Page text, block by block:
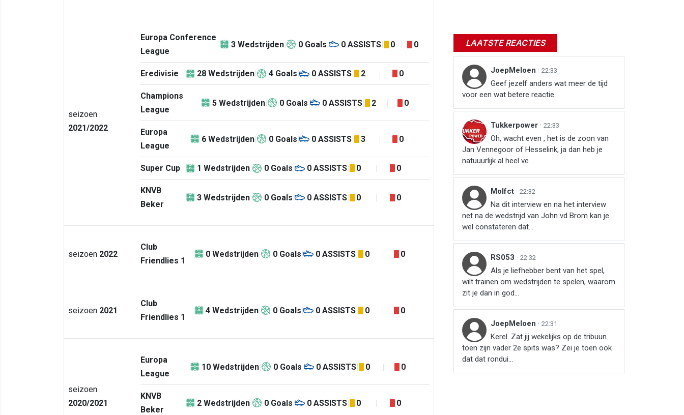
seizoen
2021/2022
Europa Conference
League
3 Wedstrijden 0 Goals 0 ASSISTS 0 0
Eredivisie 28 Wedstrijden 4 Goals 0 ASSISTS 2 0
Champions
League
5 Wedstrijden 0 Goals 0 ASSISTS 2 0
Europa
League
6 Wedstrijden 0 Goals 0 ASSISTS 3 0
Super Cup 1 Wedstrijden 0 Goals 0 ASSISTS 0 0
KNVB
Beker
3 Wedstrijden 0 Goals 0 ASSISTS 0 0
seizoen 2022
Club
Friendlies 1
0 Wedstrijden 0 Goals 0 ASSISTS 0 0
seizoen 2021
Club
Friendlies 1
4 Wedstrijden 0 Goals 0 ASSISTS 0 0
seizoen
2020/2021
Europa
League
10 Wedstrijden 0 Goals 0 ASSISTS 0 0
KNVB
Beker
2 Wedstrijden 0 Goals 0 ASSISTS 0 0
LAATSTE REACTIES
JoepMeloen · 22:33
Geef jezelf anders wat meer de tijd
voor een wat betere reactie.
Tukkerpower · 22:33
Oh, wacht even , het is de zoon van
Jan Vennegoor of Hesselink, ja dan heb je
natuuurlijk al heel ve...
Molfct · 22:32
Na dit interview en na het interview
net na de wedstrijd van John vd Brom kan je
wel constateren dat...
RS053 · 22:32
Als je liefhebber bent van het spel,
wilt trainen om wedstrijden te spelen, waarom
zit je dan in god...
JoepMeloen · 22:31
Kerel. Zat jij wekelijks op de tribuun
toen zijn vader 2e spits was? Zei je toen ook
dat dat rondui...